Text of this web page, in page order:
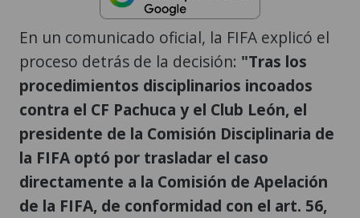
En un comunicado oficial, la FIFA explicó el
proceso detrás de la decisión: "Tras los
procedimientos disciplinarios incoados
contra el CF Pachuca y el Club León, el
presidente de la Comisión Disciplinaria de
la FIFA optó por trasladar el caso
directamente a la Comisión de Apelación
de la FIFA, de conformidad con el art. 56,